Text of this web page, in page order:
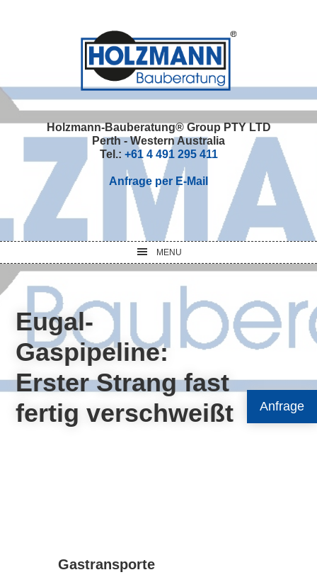
Anfrage
Holzmann-Bauberatung® Group PTY LTD
Perth - Western Australia
Tel.: +61 4 491 295 411
Anfrage per E-Mail
MENU
Eugal-
Gaspipeline:
Erster Strang fast
fertig verschweißt
Gastransporte